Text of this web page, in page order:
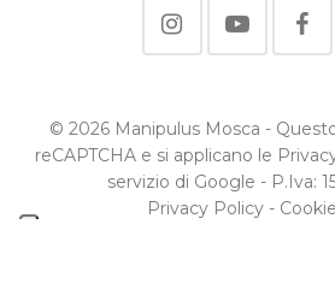
© 2026 Manipulus Mosca -
reCAPTCHA e si applicano le
servizio di Google - P.Iva:
Privacy Policy-